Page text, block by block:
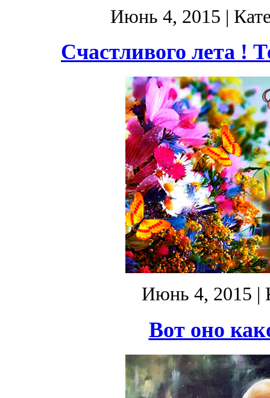
Июнь 4, 2015 |
Счастливого лета !
Июнь 4, 2015 |
Вот оно